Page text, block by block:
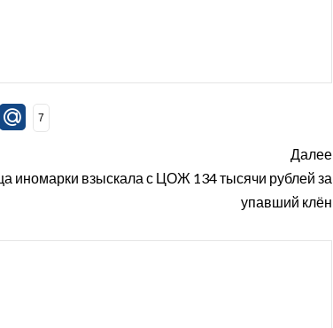
7
Далее
иномарки взыскала с ЦОЖ 134 тысячи рублей за
упавший клён